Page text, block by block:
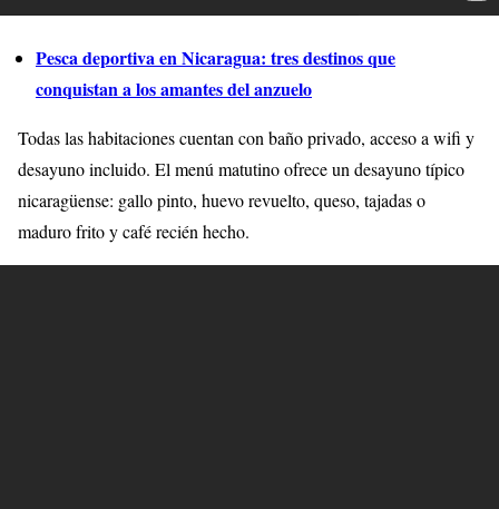
Pesca deportiva en Nicaragua: tres destinos que
conquistan a los amantes del anzuelo
Todas las habitaciones cuentan con baño privado, acceso a wifi y
desayuno incluido. El menú matutino ofrece un desayuno típico
nicaragüense: gallo pinto, huevo revuelto, queso, tajadas o
maduro frito y café recién hecho.